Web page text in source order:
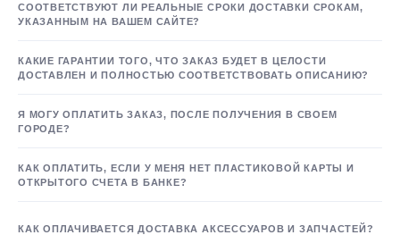
СООТВЕТСТВУЮТ ЛИ РЕАЛЬНЫЕ СРОКИ ДОСТАВКИ СРОКАМ,
УКАЗАННЫМ НА ВАШЕМ САЙТЕ?
КАКИЕ ГАРАНТИИ ТОГО, ЧТО ЗАКАЗ БУДЕТ В ЦЕЛОСТИ
ДОСТАВЛЕН И ПОЛНОСТЬЮ СООТВЕТСТВОВАТЬ ОПИСАНИЮ?
Я МОГУ ОПЛАТИТЬ ЗАКАЗ, ПОСЛЕ ПОЛУЧЕНИЯ В СВОЕМ
ГОРОДЕ?
КАК ОПЛАТИТЬ, ЕСЛИ У МЕНЯ НЕТ ПЛАСТИКОВОЙ КАРТЫ И
ОТКРЫТОГО СЧЕТА В БАНКЕ?
КАК ОПЛАЧИВАЕТСЯ ДОСТАВКА АКСЕССУАРОВ И ЗАПЧАСТЕЙ?